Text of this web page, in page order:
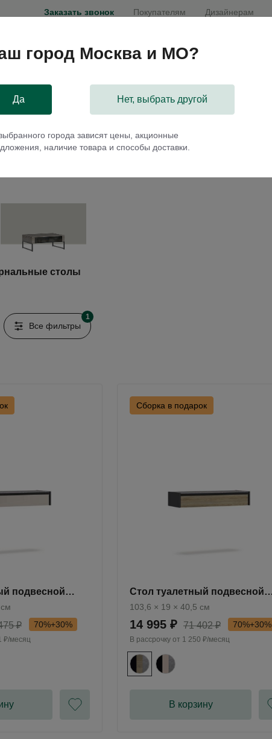
Заказать звонок Покупателям Дизайнерам
столы
1
Все фильтры
подвесной
₽ 70%+30%
₽/месяц
Сборка в подарок
Стол туалетный подвесной
Бруно / Bruno BC1032.1
103,6 × 19 × 40,5 см
14 995 ₽ 71 402 ₽ 70%+30%
В рассрочку от 1 250 ₽/месяц
В корзину
город Москва и МО?
Да Нет, выбрать другой
города зависят цены, акционные
наличие товара и способы доставки.